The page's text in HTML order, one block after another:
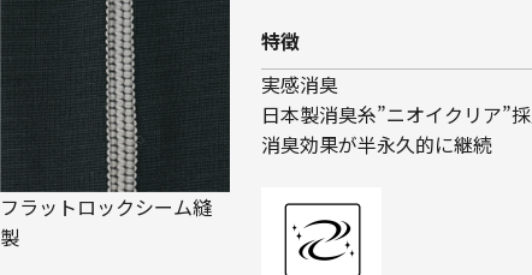
特徴
実感消臭
日本製消臭糸”ニオイクリア”
消臭効果が半永久的に継続
フラットロックシーム縫
製